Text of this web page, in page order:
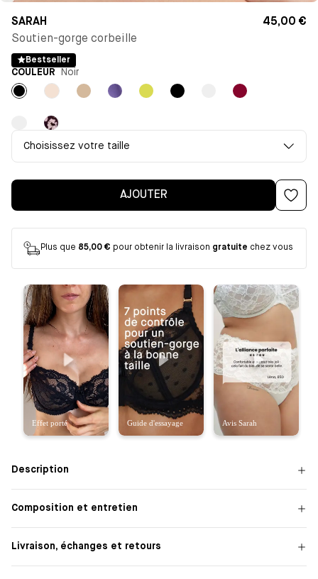
SARAH
Soutien-gorge corbeille
45,00 €
Bestseller
COULEUR Noir
Noir Milk
ImpriméImprimé
Choisissez votre taille
AJOUTER
Plus que 85,00 € pour obtenir la livraison gratuite chez vous
Description
Composition et entretien
Livraison, échanges et retours